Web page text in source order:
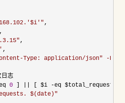
",
,
",
' ,
Type: application/json" -H
志
0 ] || [ $i -eq $total_requests
$(date)"